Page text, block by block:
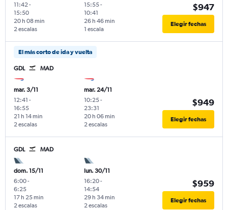
11:42 -
15:50
2 escalas
20 h 08 min
15:55-
10:41
1 escala
26 h 46 min
$947
Elegir fechas
El más corto de ida y vuelta
GDL MAD
mar. 3/11
12:41 -
16:55
2 escalas
21 h 14 min
mar. 24/11
10:25-
23:31
2 escalas
20 h 06 min
$949
Elegir fechas
GDL MAD
dom. 15/11
6:00-
6:25
2 escalas
17 h 25 min
lun. 30/11
16:20-
14:54
2 escalas
29 h 34 min
$959
Elegir fechas